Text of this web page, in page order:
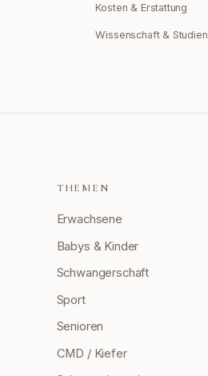
Kosten & Erstattung
Wissenschaft & Studien
THEMEN
Erwachsene
Babys & Kinder
Schwangerschaft
Sport
Senioren
CMD / Kiefer